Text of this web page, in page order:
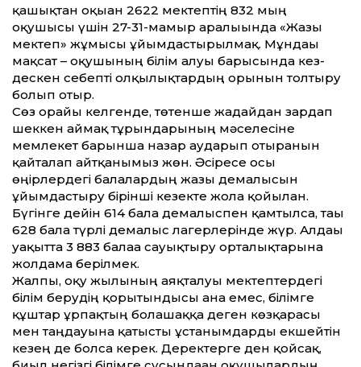
қашықтан оқыған 2622 мектептің 832 мың
оқушысы үшін 27-31-мамыр аралығында «Жазғы
мектеп» жұмысы ұйымдастырылмақ. Мұндағы
мақсат – оқушының білім алуы барысында кез­
дескен себепті олқылықтардың орынын толтыру
болып отыр.
Сөз орайы келгенде, төтенше жағдайдан зардап
шеккен аймақ тұрғындарының мәселесіне
мемлекет барынша назар аударып отырғанын
қайталап айт­қанымыз жөн. Әсіресе осы
өңірлердегі балалардың жазғы демалысын
ұйымдастыру бірінші кезекте жолға қойылған.
Бүгінге дейін 614 бала демалыспен қамтылса, тағы
628 бала түрлі демалыс лагерлерінде жүр. Алдағы
уақыт­та 3 883 балаға сауықтыру орталықтарына
жолдама берілмек.
Жалпы, оқу жылының аяқталуы мектептердегі
білім берудің қорытындысы ғана емес, білімге
құштар ұрпақтың болашаққа деген көзқарасы
мен таңдауына қатысты ұстанымдарды екшейтін
кезең де болса керек. Деректерге ден қойсақ,